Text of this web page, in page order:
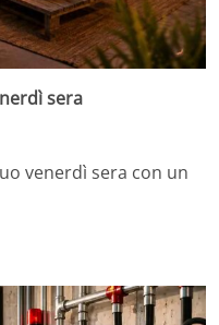
sera
venerdì sera con un